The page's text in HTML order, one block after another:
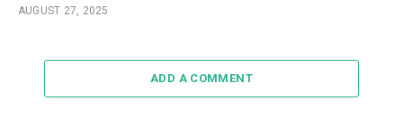
AUGUST 27, 2025
ADD A COMMENT